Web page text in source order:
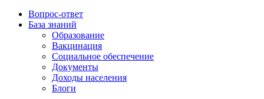
Вопрос-ответ
База знаний
Образование
Вакцинация
Социальное обеспечение
Документы
Доходы населения
Блоги